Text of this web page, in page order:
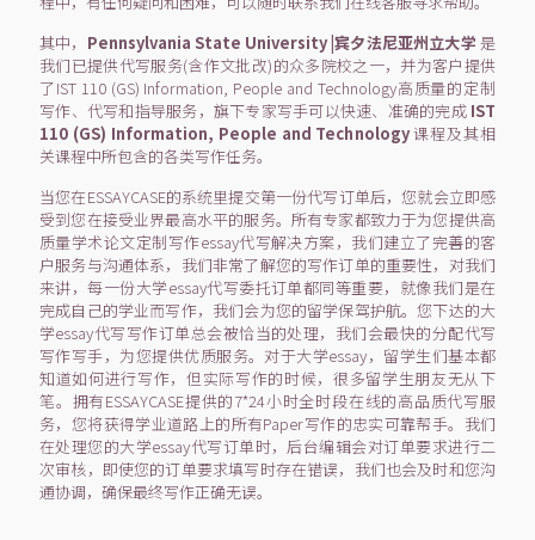
其中， Pennsylvania State University |宾夕法尼亚州立大学 是
我们已提供代写服务(含作文批改)的众多院校之一，并为客户提供
了IST 110 (GS) Information, People and Technology高质量的定制
写作、代写和指导服务，旗下专家写手可以快速、准确的完成 IST
110 (GS) Information, People and Technology课程及其相
关课程中所包含的各类写作任务。
当您在ESSAYCASE的系统里提交第一份代写订单后，您就会立即感
受到您在接受业界最高水平的服务。所有专家都致力于为您提供高
质量学术论文定制写作essay代写解决方案，我们建立了完善的客
户服务与沟通体系，我们非常了解您的写作订单的重要性，对我们
来讲，每一份大学essay代写委托订单都同等重要，就像我们是在
完成自己的学业而写作，我们会为您的留学保驾护航。您下达的大
学essay代写写作订单总会被恰当的处理，我们会最快的分配代写
写作写手，为您提供优质服务。对于大学essay，留学生们基本都
知道如何进行写作，但实际写作的时候，很多留学生朋友无从下
笔。拥有ESSAYCASE提供的7*24小时全时段在线的高品质代写服
务，您将获得学业道路上的所有Paper写作的忠实可靠帮手。我们
在处理您的大学essay代写订单时，后台编辑会对订单要求进行二
次审核，即使您的订单要求填写时存在错误，我们也会及时和您沟
通协调，确保最终写作正确无误。